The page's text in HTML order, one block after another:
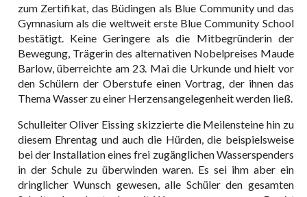
zum Zertifikat, das Büdingen als Blue Community und das
Gymnasium als die weltweit erste Blue Community School
bestätigt. Keine Geringere als die Mitbegründerin der
Bewegung, Trägerin des alternativen Nobelpreises Maude
Barlow, überreichte am 23. Mai die Urkunde und hielt vor
den Schülern der Oberstufe einen Vortrag, der ihnen das
Thema Wasser zu einer Herzensangelegenheit werden ließ.
Schulleiter Oliver Eissing skizzierte die Meilensteine hin zu
diesem Ehrentag und auch die Hürden, die beispielsweise
bei der Installation eines frei zugänglichen Wasserspenders
in der Schule zu überwinden waren. Es sei ihm aber ein
dringlicher Wunsch gewesen, alle Schüler den gesamten